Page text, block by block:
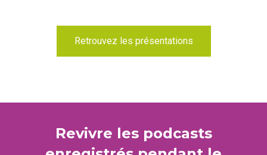
Retrouvez les présentations
Revivre les podcasts